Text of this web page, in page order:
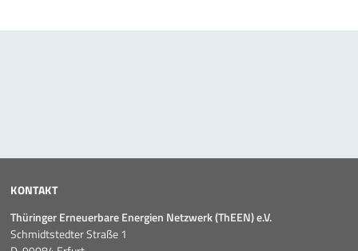
ThEEN-Talk
Politische Formate
Presseevents
KONTAKT
Thüringer Erneuerbare Energien Netzwerk (ThEEN) e.V.
Schmidtstedter Straße 1